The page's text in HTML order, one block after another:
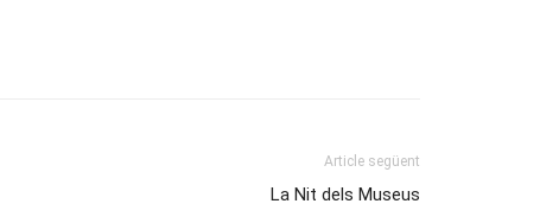
Article següent
La Nit dels Museus